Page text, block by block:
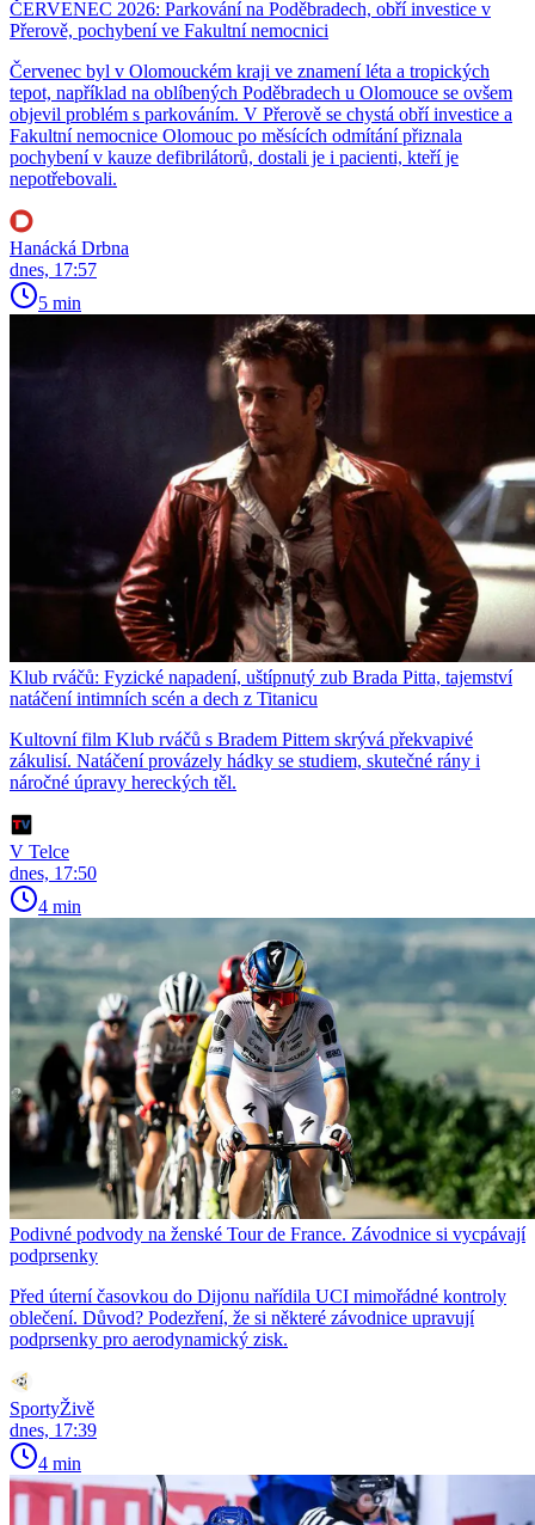
ČERVENEC 2026: Parkování na Poděbradech, obří investice v
Přerově, pochybení ve Fakultní nemocnici
Červenec byl v Olomouckém kraji ve znamení léta a tropických
tepot, například na oblíbených Poděbradech u Olomouce se ovšem
objevil problém s parkováním. V Přerově se chystá obří investice a
Fakultní nemocnice Olomouc po měsících odmítání přiznala
pochybení v kauze defibrilátorů, dostali je i pacienti, kteří je
nepotřebovali.
Hanácká Drbna
dnes, 17:57
5 min
Klub rváčů: Fyzické napadení, uštípnutý zub Brada Pitta, tajemství
natáčení intimních scén a dech z Titanicu
Kultovní film Klub rváčů s Bradem Pittem skrývá překvapivé
zákulisí. Natáčení provázely hádky se studiem, skutečné rány i
náročné úpravy hereckých těl.
V Telce
dnes, 17:50
4 min
Podivné podvody na ženské Tour de France. Závodnice si vycpávají
podprsenky
Před úterní časovkou do Dijonu nařídila UCI mimořádné kontroly
oblečení. Důvod? Podezření, že si některé závodnice upravují
podprsenky pro aerodynamický zisk.
SportyŽivě
dnes, 17:39
4 min